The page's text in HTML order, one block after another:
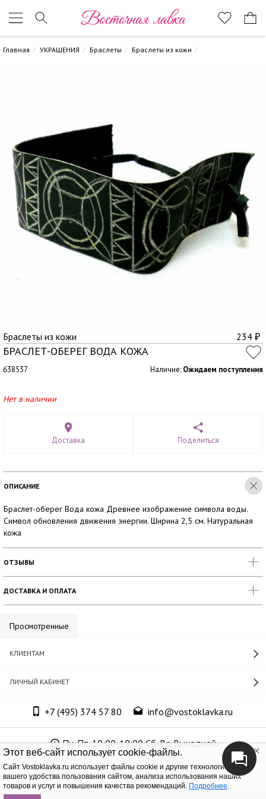
Этот веб-сайт использует cookie-файлы.
Cайт Vostoklavka.ru использует файлы cookie и другие технологии для
вашего удобства пользования сайтом, анализа использования наших
товаров и услуг и повышения качества рекомендаций. Подробнее.
Восточная лавка
Главная УКРАШЕНИЯ Браслеты Браслеты из кожи
Браслеты из кожи 234 ₽
БРАСЛЕТ-ОБЕРЕГ ВОДА КОЖА
638537 Наличие: Ожидаем поступления
Нет в наличии
Доставка Поделиться
ОПИСАНИЕ
Браслет-оберег Вода кожа Древнее изображение символа воды.
Символ обновления движения энергии. Ширина 2,5 см. Натуральная
кожа
ОТЗЫВЫ
ДОСТАВКА И ОПЛАТА
Просмотренные
КЛИЕНТАМ
ЛИЧНЫЙ КАБИНЕТ
+7 (495) 374 57 80 info@vostoklavka.ru
Пн-Пт. 10:00-19:00 Сб-Вс. Выходной
ООО «Юнит Групп», ОГРН 1147746305574